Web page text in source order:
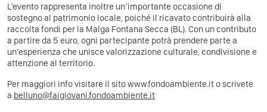
L’evento rappresenta inoltre un’importante occasione di
sostegno al patrimonio locale, poiché il ricavato contribuirà alla
raccolta fondi per la Malga Fontana Secca (BL). Con un contributo
a partire da 5 euro, ogni partecipante potrà prendere parte a
un’esperienza che unisce valorizzazione culturale, condivisione e
attenzione al territorio.
Per maggiori info visitare il sitowww.fondoambiente.ito scrivete
a belluno@faigiovani.fondoambiente.it